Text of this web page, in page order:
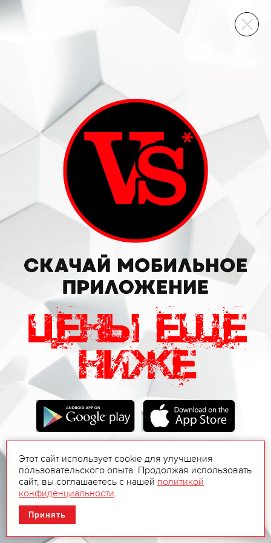
ВИННЫЙ СКЛАД
Этот сайт использует cookie для улучшения
пользовательского опыта. Продолжая использовать
сайт, вы соглашаетесь с нашей политикой
конфиденциальности.
Принять